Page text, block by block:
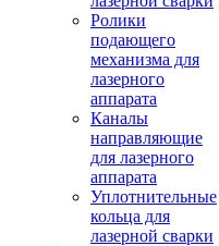
Ролики
подающего
механизма для
лазерного
аппарата
Каналы
направляющие
для лазерного
аппарата
Уплотнительные
кольца для
лазерной сварки